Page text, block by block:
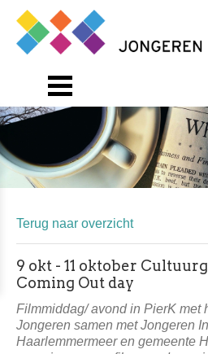
Terug naar overzicht
9 okt - 11 oktober
Coming Out day
Filmmiddag/ avond in PierK met
Jongeren samen met Jongeren
Haarlemmermeer en gemeente